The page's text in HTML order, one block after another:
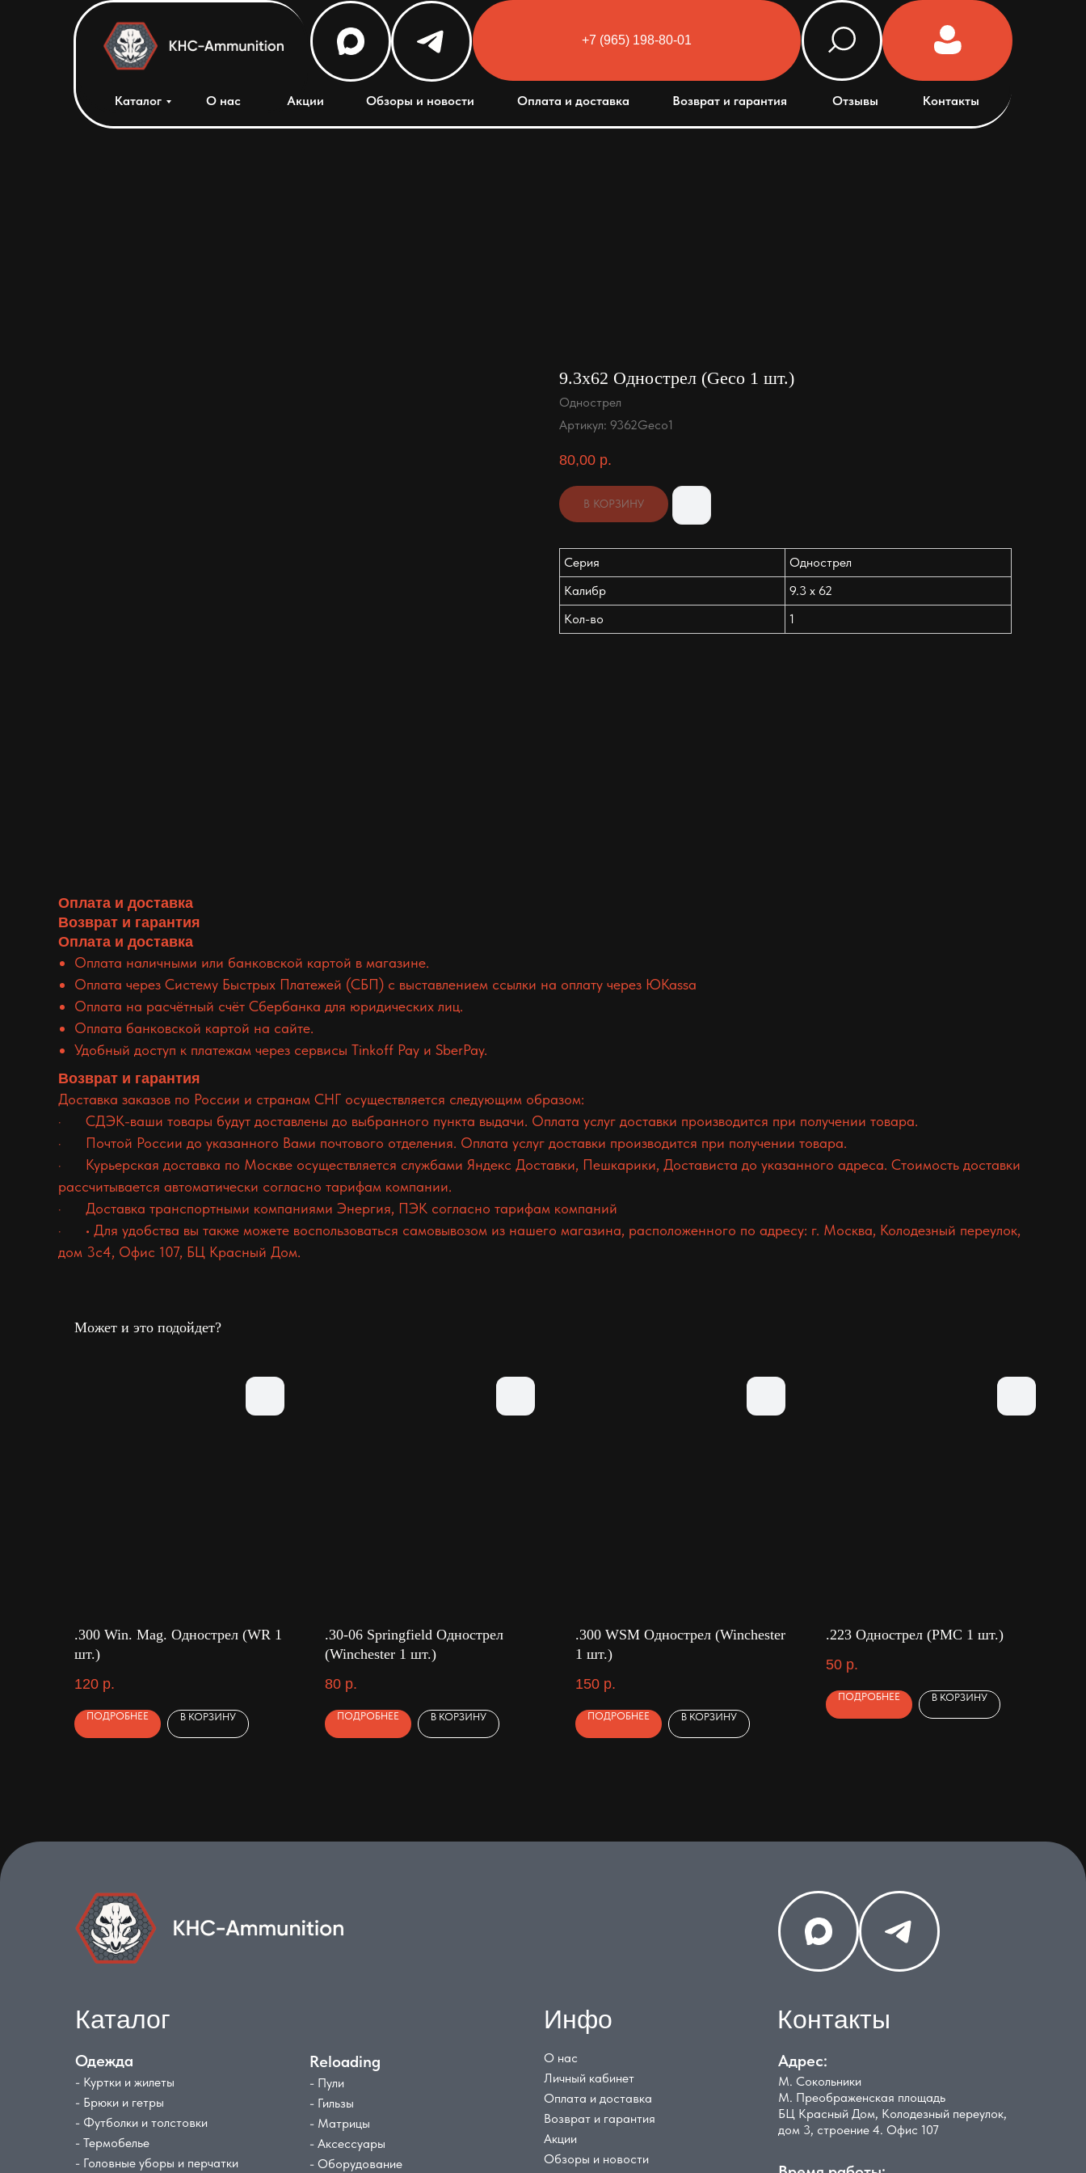
+7 (965) 198-80-01
Каталог О нас Акции Обзоры и новости Оплата и доставка Возврат и гарантия Отзывы Контакты
Html code will be here
9.3x62 Однострел (Geco 1 шт.)
Однострел
Артикул: 9362Geco1
80,00 р.
В КОРЗИНУ
Серия
Однострел
Калибр
9.3 x 62
Кол-во
1
Оплата и доставка
Возврат и гарантия
Оплата и доставка
Оплата наличными или банковской картой в магазине.
Оплата через Систему Быстрых Платежей (СБП) с выставлением ссылки на оплату через ЮKassa
Оплата на расчётный счёт Сбербанка для юридических лиц.
Оплата банковской картой на сайте.
Удобный доступ к платежам через сервисы Tinkoff Pay и SberPay.
Возврат и гарантия
Доставка заказов по России и странам СНГ осуществляется следующим образом:
· СДЭК-ваши товары будут доставлены до выбранного пункта выдачи. Оплата услуг доставки производится при получении товара.
· Почтой России до указанного Вами почтового отделения. Оплата услуг доставки производится при получении товара.
· Курьерская доставка по Москве осуществляется службами Яндекс Доставки, Пешкарики, Достависта до указанного адреса. Стоимость доставки
рассчитывается автоматически согласно тарифам компании.
· Доставка транспортными компаниями Энергия, ПЭК согласно тарифам компаний
· • Для удобства вы также можете воспользоваться самовывозом из нашего магазина, расположенного по адресу: г. Москва, Колодезный переулок,
дом 3с4, Офис 107, БЦ Красный Дом.
Может и это подойдет?
.300 Win. Mag. Однострел (WR 1
шт.)
120 р.
ПОДРОБНЕЕ В КОРЗИНУ
.30-06 Springfield Однострел
(Winchester 1 шт.)
80 р.
ПОДРОБНЕЕ В КОРЗИНУ
.300 WSM Однострел (Winchester
1 шт.)
150 р.
ПОДРОБНЕЕ В КОРЗИНУ
.223 Однострел (PMC 1 шт.)
50 р.
ПОДРОБНЕЕ В КОРЗИНУ
Каталог Инфо Контакты
Одежда
- Куртки и жилеты
- Брюки и гетры
- Футболки и толстовки
- Термобелье
- Головные уборы и перчатки
О нас
Личный кабинет
Оплата и доставка
Возврат и гарантия
Акции
Обзоры и новости
Адрес:
М. Сокольники
М. Преображенская площадь
БЦ Красный Дом, Колодезный переулок,
дом 3, строение 4. Офис 107
Reloading
- Пули
- Гильзы
- Матрицы
- Аксессуары
- Оборудование